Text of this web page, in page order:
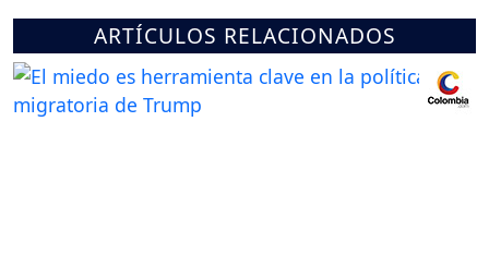
ARTÍCULOS RELACIONADOS